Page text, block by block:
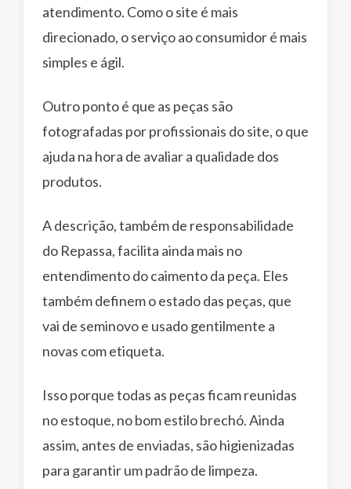
atendimento. Como o site é mais
direcionado, o serviço ao consumidor é mais
simples e ágil.
Outro ponto é que as peças são
fotografadas por profissionais do site, o que
ajuda na hora de avaliar a qualidade dos
produtos.
A descrição, também de responsabilidade
do Repassa, facilita ainda mais no
entendimento do caimento da peça. Eles
também definem o estado das peças, que
vai de seminovo e usado gentilmente a
novas com etiqueta.
Isso porque todas as peças ficam reunidas
no estoque, no bom estilo brechó. Ainda
assim, antes de enviadas, são higienizadas
para garantir um padrão de limpeza.